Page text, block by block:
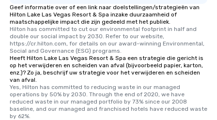
Geef informatie over of een link naar doelstellingen/strategieën van
Hilton Lake Las Vegas Resort & Spa inzake duurzaamheid of
maatschappelijke impact die zijn gedeeld met het publiek.
Hilton has committed to cut our environmental footprint in half and
double our social impact by 2030. Refer to our website,
https://cr.hilton.com, for details on our award-winning Environmental,
Social and Governance (ESG) programs.
Heeft Hilton Lake Las Vegas Resort & Spa een strategie die gericht is
op het verwijderen en scheiden van afval (bijvoorbeeld papier, karton,
enz.)? Zo ja, beschrijf uw strategie voor het verwijderen en scheiden
van afval.
Yes, Hilton has committed to reducing waste in our managed
operations by 50% by 2030. Through the end of 2020, we have
reduced waste in our managed portfolio by 73% since our 2008
baseline, and our managed and franchised hotels have reduced waste
by 62%.